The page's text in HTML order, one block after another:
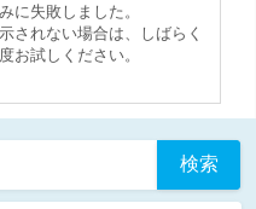
に失敗しました。
されない場合は、しばらく
お試しください。
検索